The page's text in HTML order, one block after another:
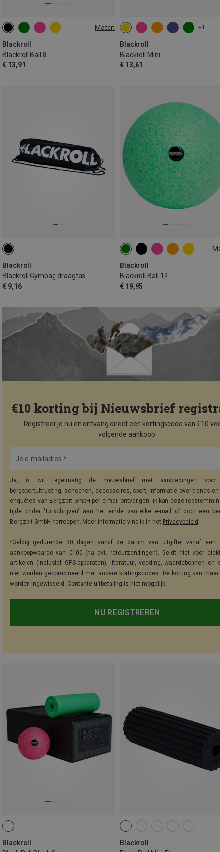
Maten
Blackroll
Blackroll Ball 8
€ 13,91
8CM
+1
Blackroll
Blackroll Mini
€ 13,61
Blackroll
Blackroll Gymbag draagtas
€ 9,16
Blackroll
Blackroll Ball 12
€ 19,95
12CM
€10 korting bij Nieuwsbrief
Registreer je nu en ontvang direct een kortingscode van €10
volgende aankoop.
Je e-mailadres *
Ja, ik wil regelmatig de nieuwsbrief met aanbiedingen voor
bergsportuitrusting, schoenen, accessoires, sport, informatie over trends
enquêtes van Bergzeit GmbH per e-mail ontvangen. Ik kan deze
tijde onder "Uitschrijven" aan het einde van elke e-mail of door een
Bergzeit GmbH herroepen. Meer informatie vind ik in het Privacybeleid .
*Geldig gedurende 30 dagen vanaf de datum van uitgifte, vanaf een
aankoopwaarde van €100 (na evt. retourzendingen). Geldt niet voor
artikelen (inclusief GPS-apparaten), literatuur, voeding, waardebonnen en
niet worden gecombineerd met andere kortingscodes. De korting kan maar
worden ingewisseld. Contante uitbetaling is niet mogelijk.
NU REGISTREREN
Blackroll
Blackroll